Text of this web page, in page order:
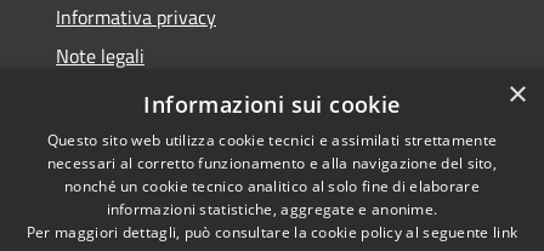
Informativa privacy
Note legali
Dichiarazione di accessibilità
Copyright © 2026 • Comune di
Lozzo di Cadore • Powered by
×
Informazioni sui cookie
Questo sito web utilizza cookie tecnici e assimilati strettamente
necessari al corretto funzionamento e alla navigazione del sito,
nonché un cookie tecnico analitico al solo fine di elaborare
informazioni statistiche, aggregate e anonime.
Per maggiori dettagli, può consultare la cookie policy al seguente link